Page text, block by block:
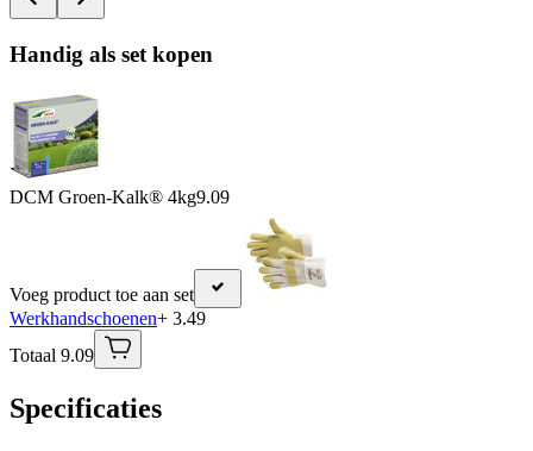
Handig als set kopen
DCM Groen-Kalk® 4kg9.09
Voeg product toe aan set
Werkhandschoenen+ 3.49
Totaal 9.09
Specificaties